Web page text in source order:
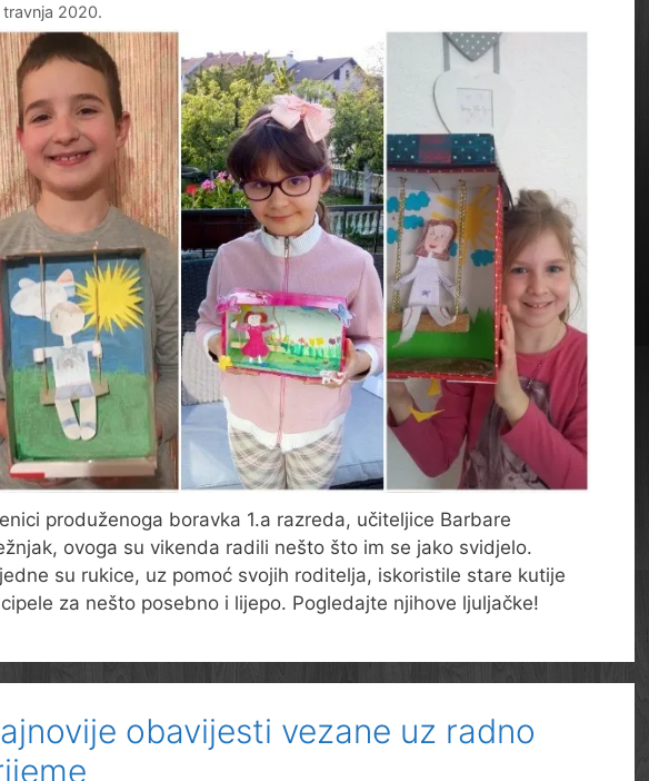
travnja 2020.
produženoga boravka 1.a razreda, učiteljice Barbare
ovoga su vikenda radili nešto što im se jako svidjelo.
su rukice, uz pomoć svojih roditelja, iskoristile stare kutije
za nešto posebno i lijepo. Pogledajte njihove ljuljačke!
obavijesti vezane uz radno